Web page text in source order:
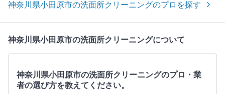
神奈川県小田原市の洗面所クリーニングのプロを探す
神奈川県小田原市の洗面所クリーニングについて
神奈川県小田原市の洗面所クリーニングのプロ・業
者の選び方を教えてください。